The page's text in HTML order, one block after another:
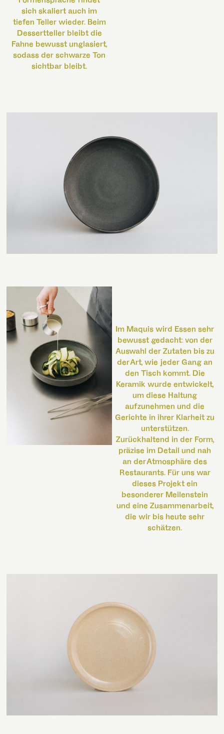
sich skaliert auch im
tiefen Teller wieder. Beim
Dessertteller bleibt die
Fahne bewusst unglasiert,
sodass der schwarze Ton
sichtbar bleibt.
Im Maquis wird Essen sehr
bewusst gedacht: von der
Auswahl der Zutaten bis zu
der Art, wie jeder Gang an
den Tisch kommt. Die
Keramik wurde entwickelt,
um diese Haltung
aufzunehmen und die
Gerichte in ihrer Klarheit zu
unterstützen.
Zurückhaltend in der Form,
präzise im Detail und nah
an der Atmosphäre des
Restaurants. Für uns war
dieses Projekt ein
besonderer Meilenstein
und eine Zusammenarbeit,
die wir bis heute sehr
schätzen.